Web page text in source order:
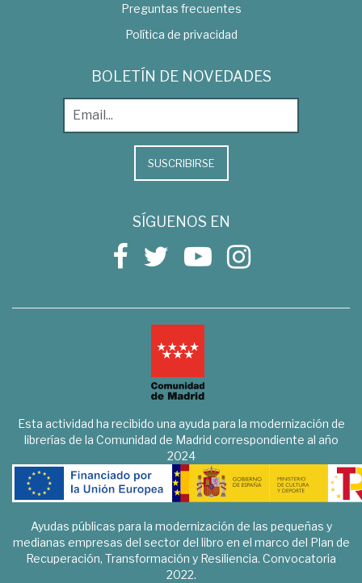
Preguntas frecuentes
Política de privacidad
BOLETÍN DE NOVEDADES
SUSCRIBIRSE
SÍGUENOS EN
Esta actividad ha recibido una ayuda para la modernización de
librerías de la Comunidad de Madrid correspondiente al año
2024
Ayudas públicas para la modernización de las pequeñas y
medianas empresas del sector del libro en el marco del Plan de
Recuperación, Transformación y Resiliencia. Convocatoria
2022.